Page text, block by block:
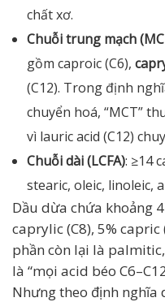
chất xơ.
Chuỗi trung mạch
gồm caproic (C6),
(C12). Trong định
chuyển hoá, “MCT”
vì lauric acid (C12)
Chuỗi dài (LCFA): ≥14
stearic, oleic, linoleic,
Dầu dừa chứa khoảng
caprylic (C8), 5% capric
phần còn lại là
là “mọi acid béo
Nhưng theo định nghĩa